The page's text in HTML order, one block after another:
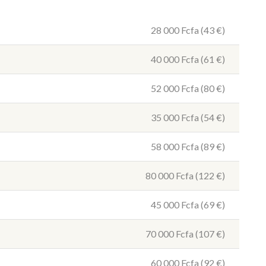
28 000 Fcfa (43 €)
40 000 Fcfa (61 €)
52 000 Fcfa (80 €)
35 000 Fcfa (54€)
58 000 Fcfa (89€)
80 000 Fcfa (122 €)
45 000 Fcfa (69€)
70 000 Fcfa (107€)
60 000 Fcfa (92 €)